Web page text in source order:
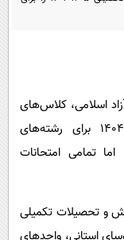
اسلامی، کلاس‌های
نظری دوره تابستان سال تحصیلی ۱۴۰۵-۱۴۰۴ برای رشته‌های
تمامی امتحانات
و تحصیلات تکمیلی